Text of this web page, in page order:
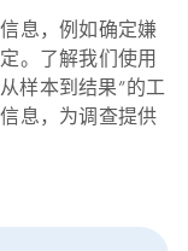
息，例如确定嫌
。了解我们使用
样本到结果”的工
息，为调查提供